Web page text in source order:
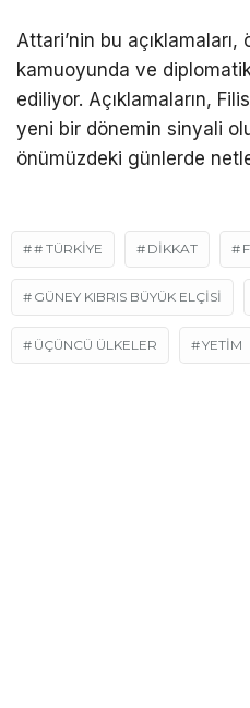
Attari’nin bu
kamuoyunda ve
ediliyor. Açıklamaların,
yeni bir dönemin sinyali
önümüzdeki günlerde
# TÜRKIYE DIKKAT
GÜNEY KIBRIS BÜYÜK ELÇISI
ÜÇÜNCÜ ÜLKELER YETIM